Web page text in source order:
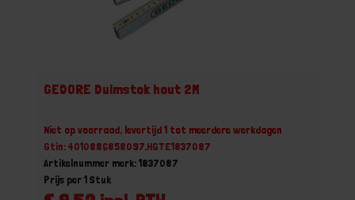
GEDORE Duimstok hout 2M
Niet op voorraad, levertijd 1 tot meerdere werkdagen
Gtin: 4010886858097,HGTE1837087
Artikelnummer merk: 1837087
Prijs per 1 Stuk